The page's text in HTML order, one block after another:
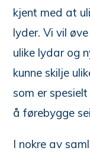
kjent med at
lyder. Vi vil
ulike lydar og
kunne skilje
som er
å førebygge
I nokre av